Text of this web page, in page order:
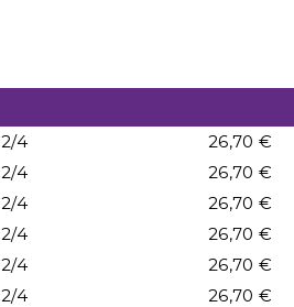
2/4
26,70 €
2/4
26,70 €
2/4
26,70 €
2/4
26,70 €
2/4
26,70 €
2/4 26,70 €